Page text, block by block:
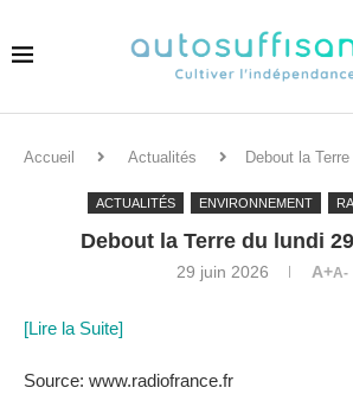
Accueil Actualités Debout la
ACTUALITÉS ENVIRONNEMENT
Debout la Terre du lundi
29 juin 2026 A+A-
[Lire la Suite]
Source: www.radiofrance.fr